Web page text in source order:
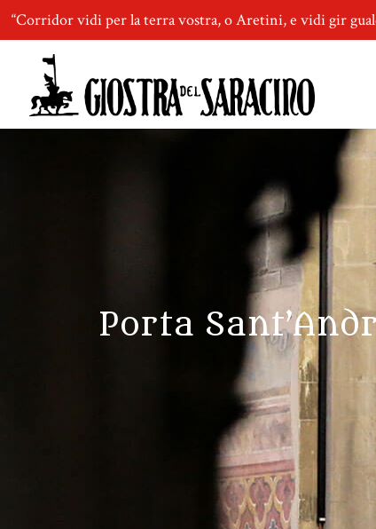
“Corridor vidi per la terra vostra, o Aretini, e vidi gir
Porta